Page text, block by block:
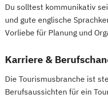
Du solltest kommunikativ
und gute englische
Vorliebe für Planung und
Karriere &
Die Tourismusbranche ist
Berufsaussichten für ein